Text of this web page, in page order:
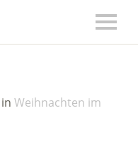
in Weihnachten im